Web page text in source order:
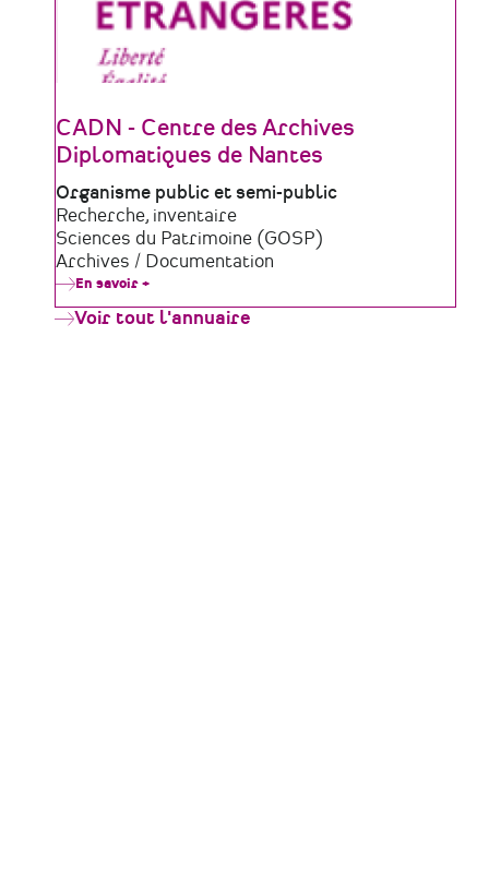
CADN - Centre des Archives
Diplomatiques de Nantes
Type
de
structure
Organisme public et semi-public
Domaine
d'activité
Recherche, inventaire
Sciences du Patrimoine (GOSP)
Archives / Documentation
En savoir +
-
Voir tout l'annuaire